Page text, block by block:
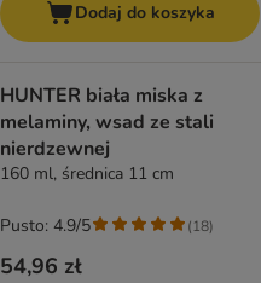
Dodaj do koszyka
HUNTER biała miska z
melaminy, wsad ze stali
nierdzewnej
160 ml, średnica 11 cm
54,96 zł
Pusto: 4.9/5 (18)